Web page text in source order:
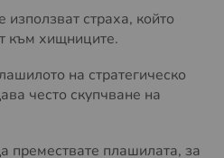
използват страха, който
към хищниците.
на стратегическо
често скупчване на
премествате плашилата, за